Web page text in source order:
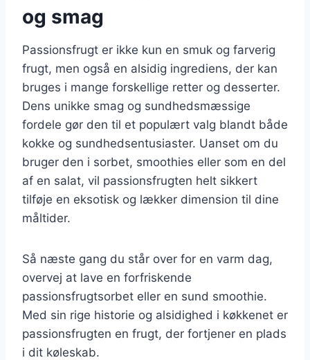
og smag
Passionsfrugt er ikke kun en smuk og farverig
frugt, men også en alsidig ingrediens, der kan
bruges i mange forskellige retter og desserter.
Dens unikke smag og sundhedsmæssige
fordele gør den til et populært valg blandt både
kokke og sundhedsentusiaster. Uanset om du
bruger den i sorbet, smoothies eller som en del
af en salat, vil passionsfrugten helt sikkert
tilføje en eksotisk og lækker dimension til dine
måltider.
Så næste gang du står over for en varm dag,
overvej at lave en forfriskende
passionsfrugtsorbet eller en sund smoothie.
Med sin rige historie og alsidighed i køkkenet er
passionsfrugten en frugt, der fortjener en plads
i dit køleskab.